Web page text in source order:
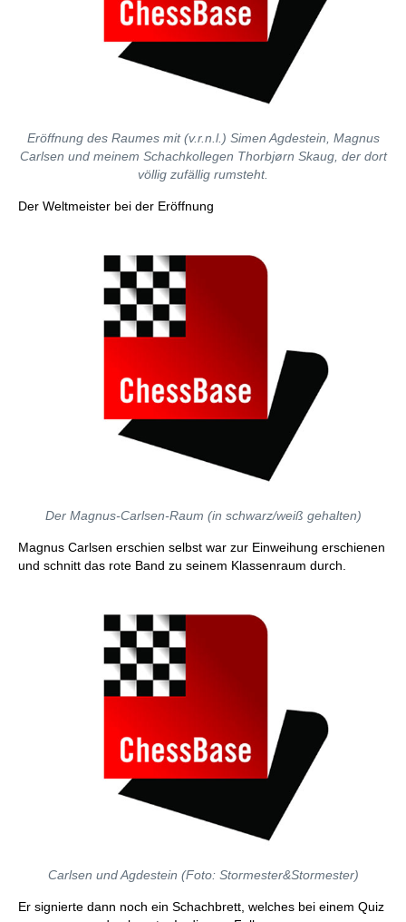
Eröffnung des Raumes mit (v.r.n.l.) Simen Agdestein, Magnus
Carlsen und meinem Schachkollegen Thorbjørn Skaug, der dort
völlig zufällig rumsteht.
Der Weltmeister bei der Eröffnung
Der Magnus-Carlsen-Raum (in schwarz/weiß gehalten)
Magnus Carlsen erschien selbst war zur Einweihung erschienen
und schnitt das rote Band zu seinem Klassenraum durch.
Carlsen und Agdestein (Foto: Stormester&Stormester)
Er signierte dann noch ein Schachbrett, welches bei einem Quiz